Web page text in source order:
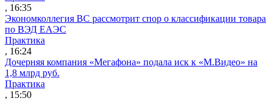
, 16:35
Экономколлегия ВС рассмотрит спор о классификации товара
по ВЭД ЕАЭС
Практика
, 16:24
Дочерняя компания «Мегафона» подала иск к «М.Видео» на
1,8 млрд руб.
Практика
, 15:50